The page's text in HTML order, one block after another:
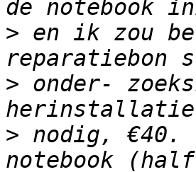
> en ik zou
> onder-
> nodig, €40.